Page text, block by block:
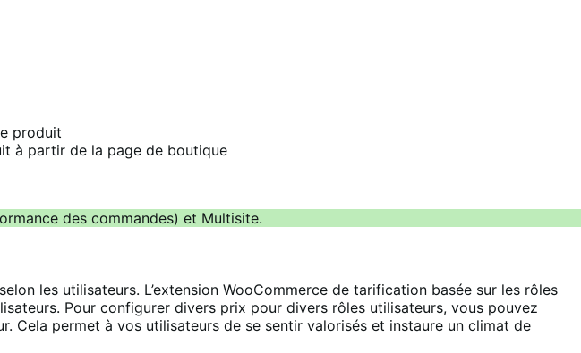
produit
à partir de la page de boutique
des commandes) et Multisite.
les utilisateurs. L’extension WooCommerce de tarification basée sur les rôles
Pour configurer divers prix pour divers rôles utilisateurs, vous pouvez
Cela permet à vos utilisateurs de se sentir valorisés et instaure un climat de